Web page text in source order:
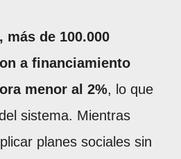
más de 100.000
a financiamiento
menor al 2%, lo que
sistema. Mientras
planes sociales sin